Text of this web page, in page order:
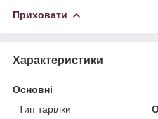
Приховати
Характеристики
Основні
Тип тарілки